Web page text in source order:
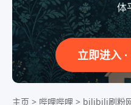
体
立即进入
主页 > 哔哩哔哩 > bilibili刷粉